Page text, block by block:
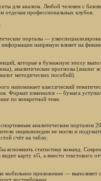
для анализа. Любой человек с
отделам профессиональных клубов.
порталы —
напрямую влияет на
которые в бумажную эпоху
аналитические прогнозы (аналог
методических пособий).
напоминает классический
Формат изменился — бумага
по конкретной теме.
аналитическим порталом
энциклопедии не могли и
счёт на табло.
вспомнить статистику команд.
карту xG, а вместо текстового
мобильное приложение — выполняет
востребована.